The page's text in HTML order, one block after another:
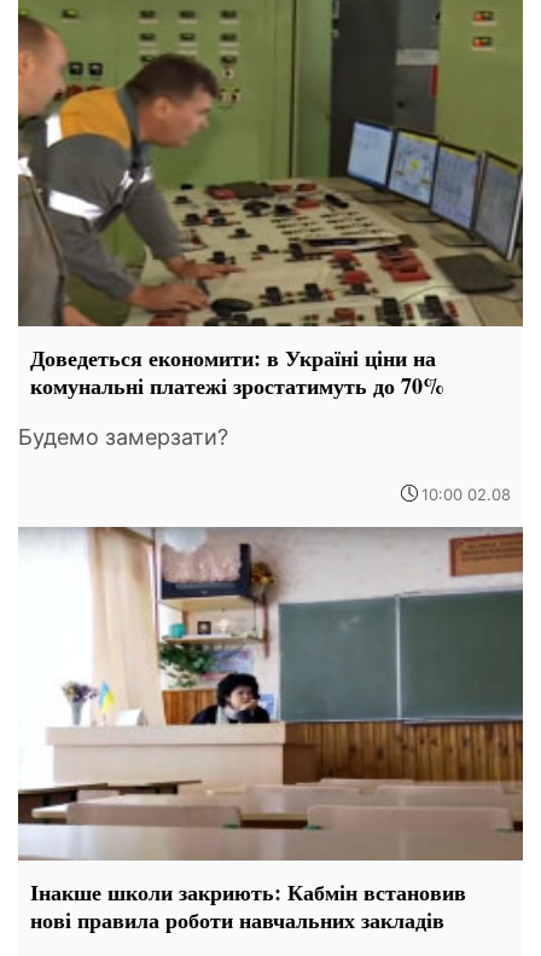
Доведеться економити: в Україні ціни на
комунальні платежі зростатимуть до 70%
Будемо замерзати?
10:00 02.08
Інакше школи закриють: Кабмін встановив
нові правила роботи навчальних закладів